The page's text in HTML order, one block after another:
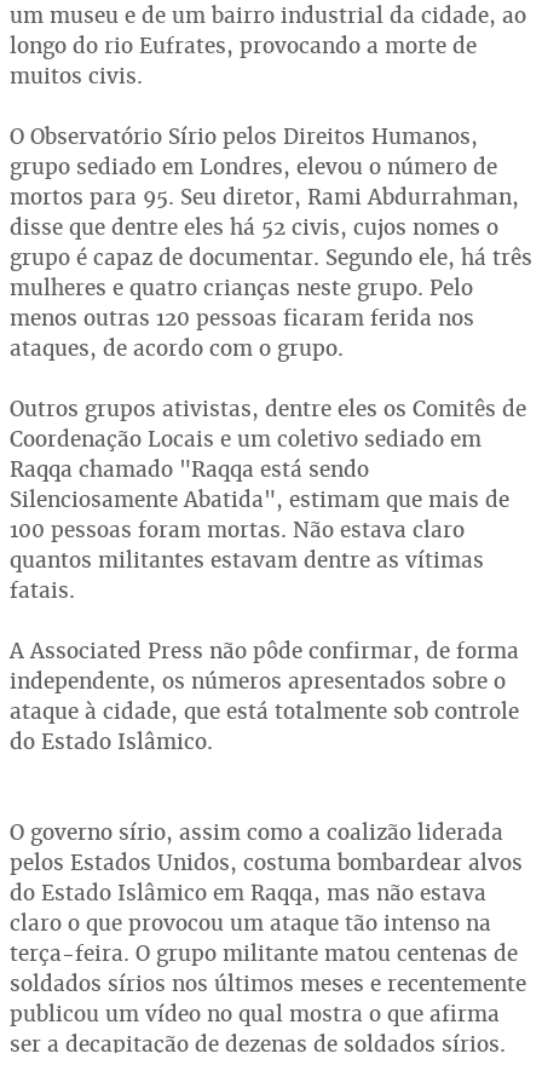
um museu e de um bairro industrial da cidade, ao
longo do rio Eufrates, provocando a morte de
muitos civis.
O Observatório Sírio pelos Direitos Humanos,
grupo sediado em Londres, elevou o número de
mortos para 95. Seu diretor, Rami Abdurrahman,
disse que dentre eles há 52 civis, cujos nomes o
grupo é capaz de documentar. Segundo ele, há três
mulheres e quatro crianças neste grupo. Pelo
menos outras 120 pessoas ficaram ferida nos
ataques, de acordo com o grupo.
Outros grupos ativistas, dentre eles os Comitês de
Coordenação Locais e um coletivo sediado em
Raqqa chamado "Raqqa está sendo
Silenciosamente Abatida", estimam que mais de
100 pessoas foram mortas. Não estava claro
quantos militantes estavam dentre as vítimas
fatais.
A Associated Press não pôde confirmar, de forma
independente, os números apresentados sobre o
ataque à cidade, que está totalmente sob controle
do Estado Islâmico.
O governo sírio, assim como a coalizão liderada
pelos Estados Unidos, costuma bombardear alvos
do Estado Islâmico em Raqqa, mas não estava
claro o que provocou um ataque tão intenso na
terça-feira. O grupo militante matou centenas de
soldados sírios nos últimos meses e recentemente
publicou um vídeo no qual mostra o que afirma
ser a decapitação de dezenas de soldados sírios.